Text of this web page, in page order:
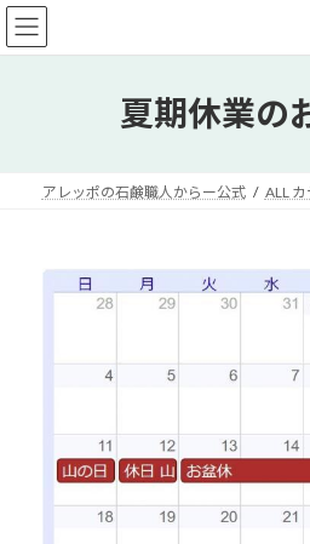
コ
ン
テ
ナ
ビ
ゲ
夏期休業の
アレッポの石鹸職人からー公式 ALL